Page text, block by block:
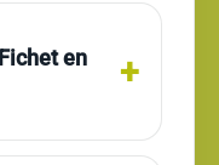
en